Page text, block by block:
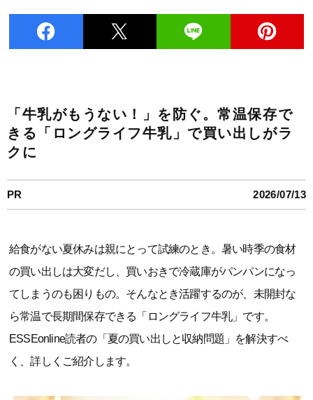
「牛乳がもうない！」を防ぐ。常温保存で
きる「ロングライフ牛乳」で買い出しがラ
クに
PR 2026/07/13
給食がない夏休みは親にとって試練のとき。暑い時季の食材
の買い出しは大変だし、買いおきで冷蔵庫がパンパンになっ
てしまうのも困りもの。そんなとき活躍するのが、未開封な
ら常温で長期間保存できる「ロングライフ牛乳」です。
ESSEonline読者の「夏の買い出しと収納問題」を解決すべ
く、詳しくご紹介します。